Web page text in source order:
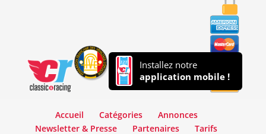
Installez notre
application mobile !
Accueil Catégories
Annonces
Newsletter & Presse
Partenaires Tarifs